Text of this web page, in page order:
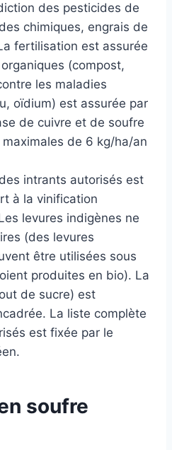
des pesticides de
chimiques, engrais de
fertilisation est assurée
(compost,
les maladies
oïdium) est assurée par
de cuivre et de soufre
de 6 kg/ha/an
intrants autorisés est
à la vinification
levures indigènes ne
(des levures
être utilisées sous
produites en bio). La
de sucre) est
La liste complète
est fixée par le
soufre